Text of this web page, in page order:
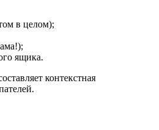
в целом);
ящика.
контекстная